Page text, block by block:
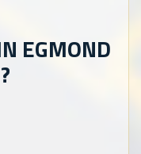
EGMOND